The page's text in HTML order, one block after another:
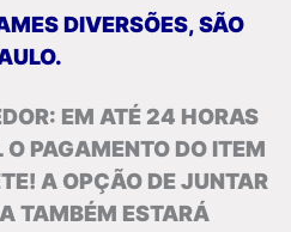
DIVERSÕES, SÃO
EM ATÉ 24 HORAS
PAGAMENTO DO ITEM
A OPÇÃO DE JUNTAR
TAMBÉM ESTARÁ